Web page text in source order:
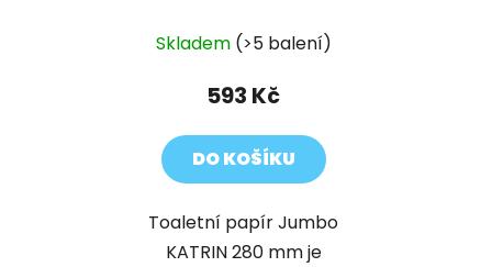
Skladem (>5 balení)
593 Kč
DO KOŠÍKU
Toaletní papír Jumbo
KATRIN 280 mm je